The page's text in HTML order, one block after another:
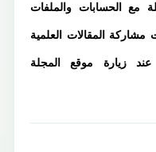
مع الحسابات والملفات
المقالات العلمية
زيارة موقع المجلة